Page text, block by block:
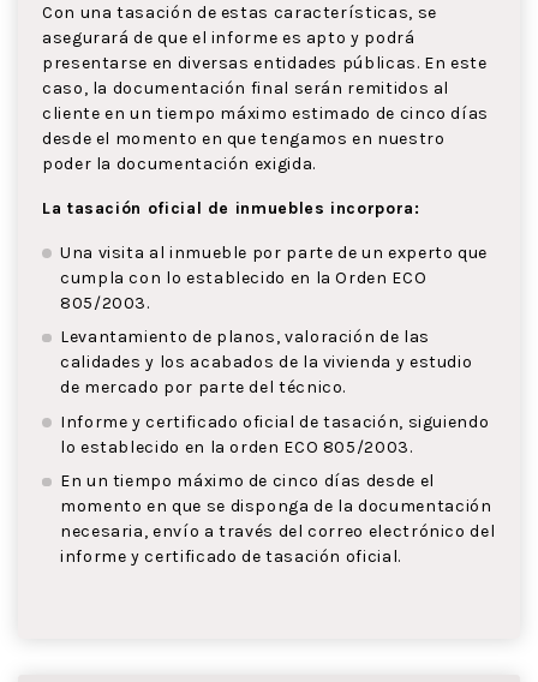
Con una tasación de estas características, se
asegurará de que el informe es apto y podrá
presentarse en diversas entidades públicas. En este
caso, la documentación final serán remitidos al
cliente en un tiempo máximo estimado de cinco días
desde el momento en que tengamos en nuestro
poder la documentación exigida.
La tasación oficial de inmuebles incorpora:
Una visita al inmueble por parte de un experto que
cumpla con lo establecido en la Orden ECO
805/2003.
Levantamiento de planos, valoración de las
calidades y los acabados de la vivienda y estudio
de mercado por parte del técnico.
Informe y certificado oficial de tasación, siguiendo
lo establecido en la orden ECO 805/2003.
En un tiempo máximo de cinco días desde el
momento en que se disponga de la documentación
necesaria, envío a través del correo electrónico del
informe y certificado de tasación oficial.